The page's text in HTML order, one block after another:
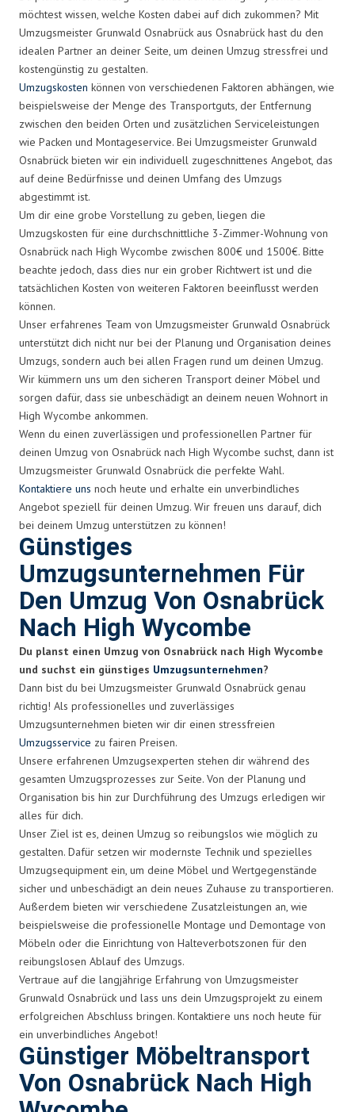
möchtest wissen, welche Kosten dabei auf dich zukommen? Mit
Umzugsmeister Grunwald Osnabrück aus Osnabrück hast du den
idealen Partner an deiner Seite, um deinen Umzug stressfrei und
kostengünstig zu gestalten.
Umzugskosten können von verschiedenen Faktoren abhängen, wie
beispielsweise der Menge des Transportguts, der Entfernung
zwischen den beiden Orten und zusätzlichen Serviceleistungen
wie Packen und Montageservice. Bei Umzugsmeister Grunwald
Osnabrück bieten wir ein individuell zugeschnittenes Angebot, das
auf deine Bedürfnisse und deinen Umfang des Umzugs
abgestimmt ist.
Um dir eine grobe Vorstellung zu geben, liegen die
Umzugskosten für eine durchschnittliche 3-Zimmer-Wohnung von
Osnabrück nach High Wycombe zwischen 800€ und 1500€. Bitte
beachte jedoch, dass dies nur ein grober Richtwert ist und die
tatsächlichen Kosten von weiteren Faktoren beeinflusst werden
können.
Unser erfahrenes Team von Umzugsmeister Grunwald Osnabrück
unterstützt dich nicht nur bei der Planung und Organisation deines
Umzugs, sondern auch bei allen Fragen rund um deinen Umzug.
Wir kümmern uns um den sicheren Transport deiner Möbel und
sorgen dafür, dass sie unbeschädigt an deinem neuen Wohnort in
High Wycombe ankommen.
Wenn du einen zuverlässigen und professionellen Partner für
deinen Umzug von Osnabrück nach High Wycombe suchst, dann ist
Umzugsmeister Grunwald Osnabrück die perfekte Wahl.
Kontaktiere uns noch heute und erhalte ein unverbindliches
Angebot speziell für deinen Umzug. Wir freuen uns darauf, dich
bei deinem Umzug unterstützen zu können!
Günstiges
Umzugsunternehmen Für
Den Umzug Von Osnabrück
Nach High Wycombe
Du planst einen Umzug von Osnabrück nach High Wycombe
und suchst ein günstiges Umzugsunternehmen?
Dann bist du bei Umzugsmeister Grunwald Osnabrück genau
richtig! Als professionelles und zuverlässiges
Umzugsunternehmen bieten wir dir einen stressfreien
Umzugsservice zu fairen Preisen.
Unsere erfahrenen Umzugsexperten stehen dir während des
gesamten Umzugsprozesses zur Seite. Von der Planung und
Organisation bis hin zur Durchführung des Umzugs erledigen wir
alles für dich.
Unser Ziel ist es, deinen Umzug so reibungslos wie möglich zu
gestalten. Dafür setzen wir modernste Technik und spezielles
Umzugsequipment ein, um deine Möbel und Wertgegenstände
sicher und unbeschädigt an dein neues Zuhause zu transportieren.
Außerdem bieten wir verschiedene Zusatzleistungen an, wie
beispielsweise die professionelle Montage und Demontage von
Möbeln oder die Einrichtung von Halteverbotszonen für den
reibungslosen Ablauf des Umzugs.
Vertraue auf die langjährige Erfahrung von Umzugsmeister
Grunwald Osnabrück und lass uns dein Umzugsprojekt zu einem
erfolgreichen Abschluss bringen. Kontaktiere uns noch heute für
ein unverbindliches Angebot!
Günstiger Möbeltransport
Von Osnabrück Nach High